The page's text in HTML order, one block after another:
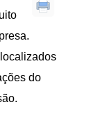
do